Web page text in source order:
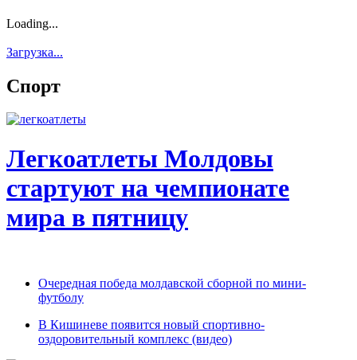
Loading...
Загрузка...
Спорт
Легкоатлеты Молдовы
стартуют на чемпионате
мира в пятницу
Очередная победа молдавской сборной по мини-
футболу
В Кишиневе появится новый спортивно-
оздоровительный комплекс (видео)